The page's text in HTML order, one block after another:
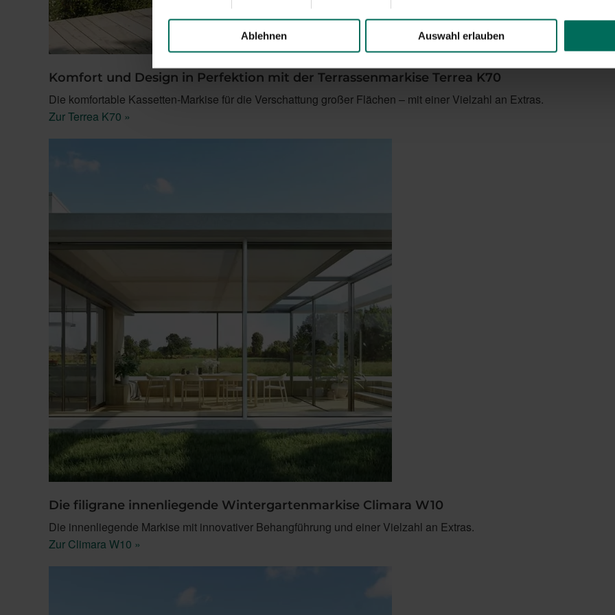
Ablehnen Auswahl erlauben
Komfort und Design in Perfektion mit der Terrassenmarkise Terrea K70
Die komfortable Kassetten-Markise für die Verschattung großer Flächen – mit einer Vielzahl an Extras.
Zur Terrea K70 »
Die filigrane innenliegende Wintergartenmarkise Climara W10
Die innenliegende Markise mit innovativer Behangführung und einer Vielzahl an Extras.
Zur Climara W10 »